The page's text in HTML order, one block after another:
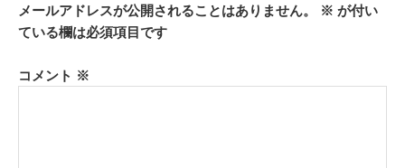
メールアドレスが公開されることはありません。 ※ が付い
ている欄は必須項目です
コメント ※